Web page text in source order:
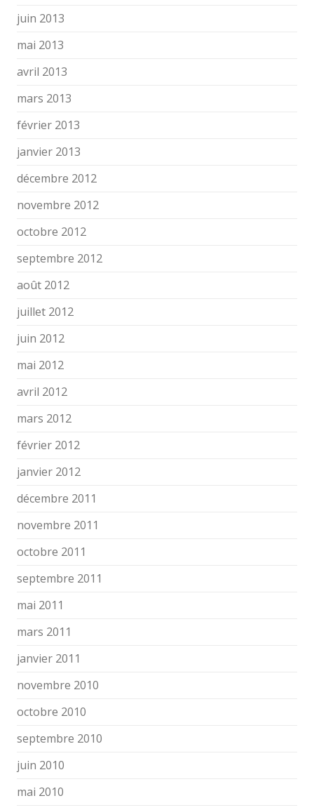
juin 2013
mai 2013
avril 2013
mars 2013
février 2013
janvier 2013
décembre 2012
novembre 2012
octobre 2012
septembre 2012
août 2012
juillet 2012
juin 2012
mai 2012
avril 2012
mars 2012
février 2012
janvier 2012
décembre 2011
novembre 2011
octobre 2011
septembre 2011
mai 2011
mars 2011
janvier 2011
novembre 2010
octobre 2010
septembre 2010
juin 2010
mai 2010